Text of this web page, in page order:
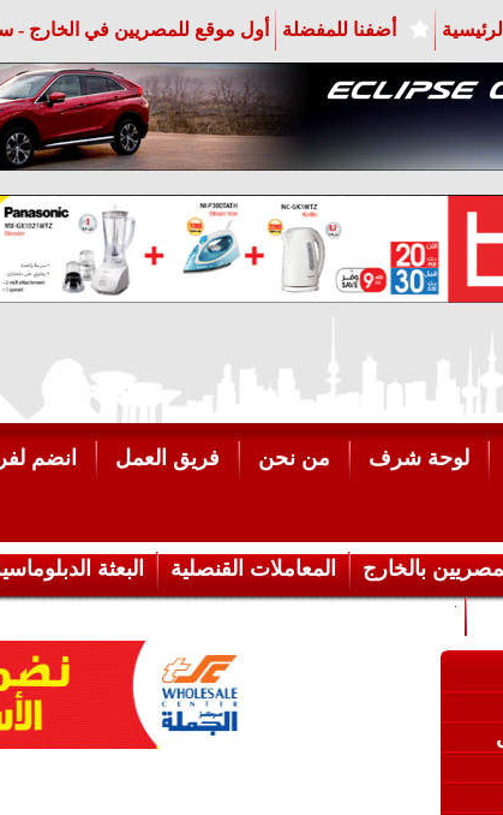
أضفنا للمفضلة أول موقع للمصريين في الخارج -
لوحة شرف من نحن فريق العمل انضم
بالخارج المعاملات القنصلية البعثة